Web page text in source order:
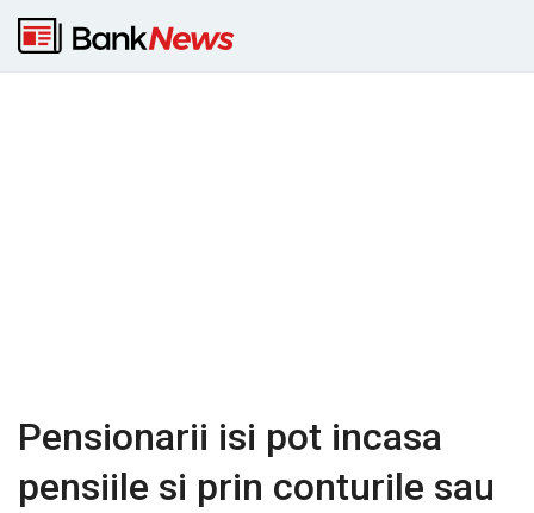
Pensionarii isi pot incasa
pensiile si prin conturile sau